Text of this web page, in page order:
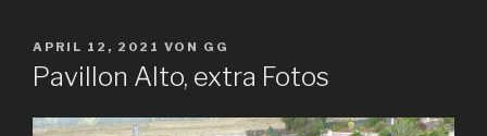
VERÖFFENTLICHT
AM
APRIL 12, 2021 VON GG
Pavillon Alto, extra Fotos